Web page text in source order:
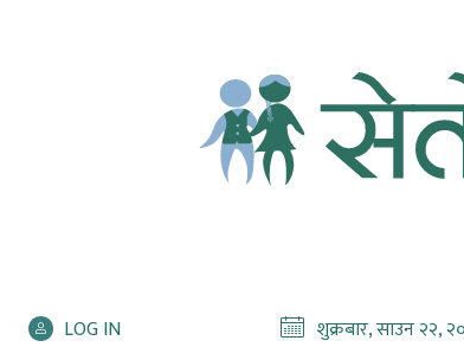
LOG IN शुक्रबार, साउन २२,